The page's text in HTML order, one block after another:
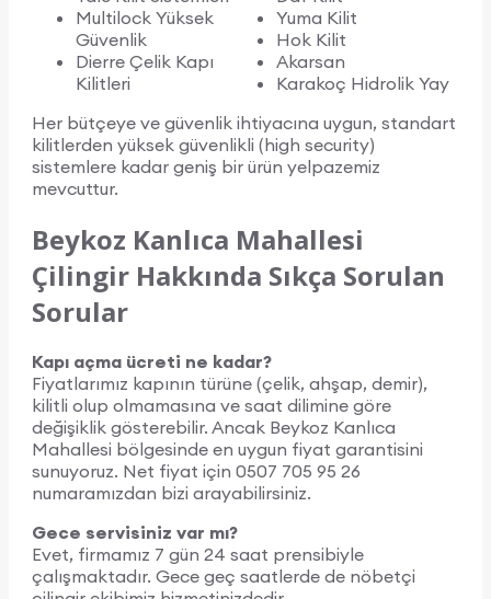
Multilock Yüksek
Güvenlik
Dierre Çelik Kapı
Kilitleri
Yuma Kilit
Hok Kilit
Akarsan
Karakoç Hidrolik Yay
Her bütçeye ve güvenlik ihtiyacına uygun, standart
kilitlerden yüksek güvenlikli (high security)
sistemlere kadar geniş bir ürün yelpazemiz
mevcuttur.
Beykoz Kanlıca Mahallesi
Çilingir Hakkında Sıkça Sorulan
Sorular
Kapı açma ücreti ne kadar?
Fiyatlarımız kapının türüne (çelik, ahşap, demir),
kilitli olup olmamasına ve saat dilimine göre
değişiklik gösterebilir. Ancak Beykoz Kanlıca
Mahallesi bölgesinde en uygun fiyat garantisini
sunuyoruz. Net fiyat için 0507 705 95 26
numaramızdan bizi arayabilirsiniz.
Gece servisiniz var mı?
Evet, firmamız 7 gün 24 saat prensibiyle
çalışmaktadır. Gece geç saatlerde de nöbetçi